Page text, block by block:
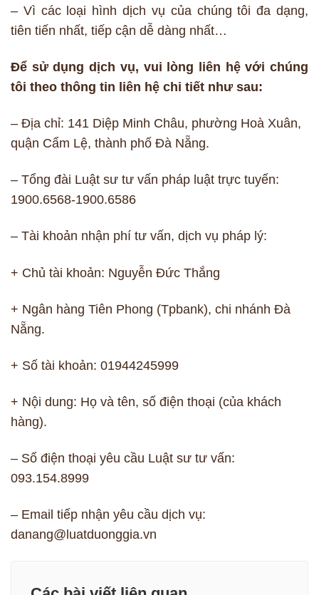
– Vì các loại hình dịch vụ của chúng tôi đa dạng,
tiên tiến nhất, tiếp cận dễ dàng nhất…
Để sử dụng dịch vụ, vui lòng liên hệ với chúng
tôi theo thông tin liên hệ chi tiết như sau:
– Địa chỉ: 141 Diệp Minh Châu, phường Hoà Xuân,
quận Cẩm Lệ, thành phố Đà Nẵng.
– Tổng đài Luật sư tư vấn pháp luật trực tuyến:
1900.6568-1900.6586
– Tài khoản nhận phí tư vấn, dịch vụ pháp lý:
+ Chủ tài khoản: Nguyễn Đức Thắng
+ Ngân hàng Tiên Phong (Tpbank), chi nhánh Đà
Nẵng.
+ Số tài khoản: 01944245999
+ Nội dung: Họ và tên, số điện thoại (của khách
hàng).
– Số điện thoại yêu cầu Luật sư tư vấn:
093.154.8999
– Email tiếp nhận yêu cầu dịch vụ:
danang@luatduonggia.vn